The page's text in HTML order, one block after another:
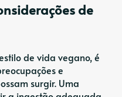
de
de vida vegano, é
e
surgir. Uma